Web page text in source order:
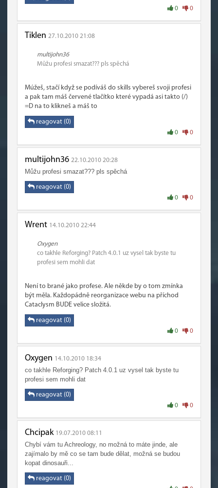
0 0
Tiklen 27.10.2010 21:08
multijohn36
Můžu profesi smazat??? pls spěchá
Múžeš, stačí když se podíváš do skills vybereš svoji profesi
a pak tam máš červené tlačítko které vypadá asi takto (/)
=D na to klikneš a máš to
reagovat (0)
0 0
multijohn36 22.10.2010 20:28
Můžu profesi smazat??? pls spěchá
reagovat (0)
0 0
Wrent 14.10.2010 22:44
Oxygen
co takhle Reforging? Patch 4.0.1 uz vysel tak byste tu
profesi sem mohli dat
Není to brané jako profese. Ale někde by o tom zmínka
být měla. Každopádně reorganizace webu na příchod
Cataclysm BUDE velice složitá.
reagovat (0)
0 0
Oxygen 14.10.2010 18:34
co takhle Reforging? Patch 4.0.1 uz vysel tak byste tu
profesi sem mohli dat
reagovat (0)
0 0
Chcipak 19.07.2010 08:11
Chybí vám tu Achreology, no možná to máte jinde, ale
zajímalo by mě co se tam bude dělat, možná se budou
kopat dinosauři...
reagovat (0)